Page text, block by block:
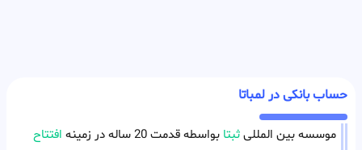
حساب بانکی در لمباتا
موسسه بین المللیثبتا بواسطه قدمت 20 ساله در زمینه
افتتاح